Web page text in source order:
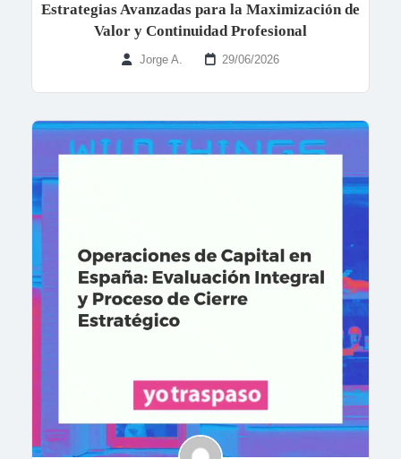
Estrategias Avanzadas para la Maximización de
Valor y Continuidad Profesional
Jorge A. 29/06/2026